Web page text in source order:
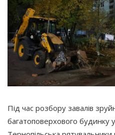
Під час розбору завалів
багатоповерхового будинку